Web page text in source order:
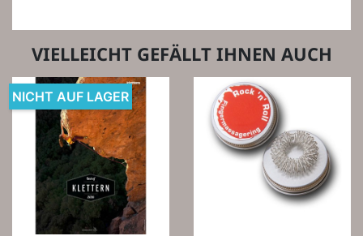
VIELLEICHT GEFÄLLT IHNEN AUCH
NICHT AUF LAGER